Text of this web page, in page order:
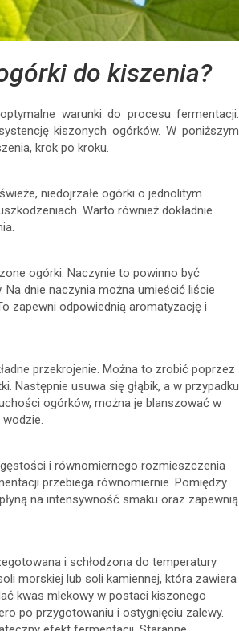
do kiszenia?
warunki do procesu fermentacji.
kiszonych ogórków. W poniższym
krok po kroku.
niedojrzałe ogórki o jednolitym
Warto również dokładnie
ogórki. Naczynie to powinno być
dnie naczynia można umieścić liście
zapewni odpowiednią aromatyzację i
przekrojenie. Można to zrobić poprzez
Następnie usuwa się głąbik, a w przypadku
ogórków, można je blanszować w
i równomiernego rozmieszczenia
przebiega równomiernie. Pomiędzy
na intensywność smaku oraz zapewnią
i schłodzona do temperatury
morskiej lub soli kamiennej, która zawiera
kwas mlekowy w postaci kiszonego
po przygotowaniu i ostygnięciu zalewy.